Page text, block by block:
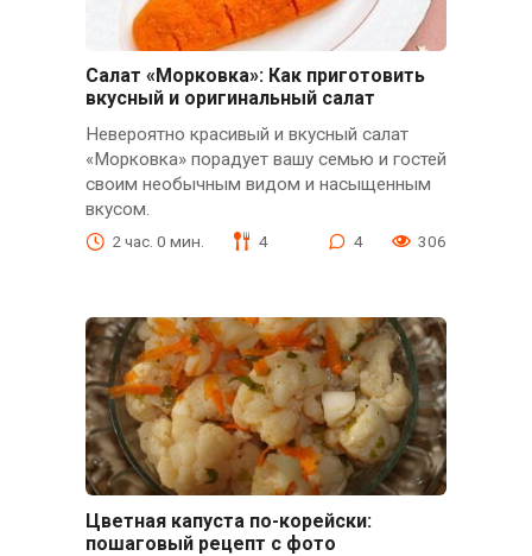
Салат «Морковка»: Как приготовить
вкусный и оригинальный салат
Невероятно красивый и вкусный салат
«Морковка» порадует вашу семью и гостей
своим необычным видом и насыщенным
вкусом.
2 час. 0 мин. 4 4 306
Цветная капуста по-корейски:
пошаговый рецепт с фото